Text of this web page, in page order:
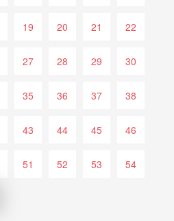
19 20 21 22
27 28 29 30
35 36 37 38
43 44 45 46
51 52 53 54